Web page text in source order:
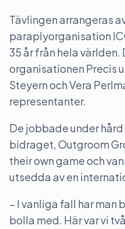
Tävlingen arrangeras
paraplyorganisation
35 år från hela
organisationen Precis
Steyern och Vera
representanter.
De jobbade under
bidraget, Outgroom
their own game och
utsedda av en
– I vanliga fall har man
bolla med. Här var vi